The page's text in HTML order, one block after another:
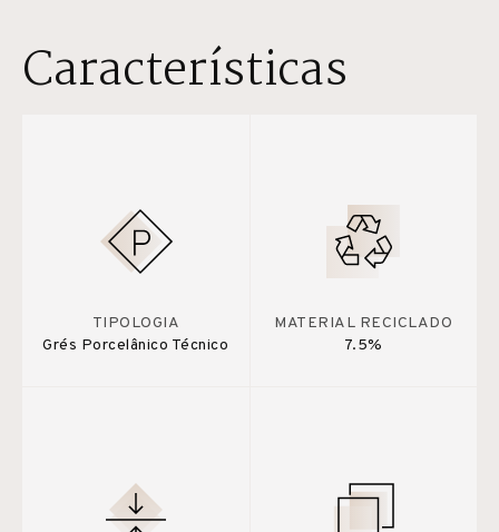
Características
TIPOLOGIA
Grés Porcelânico Técnico
MATERIAL RECICLADO
7.5%